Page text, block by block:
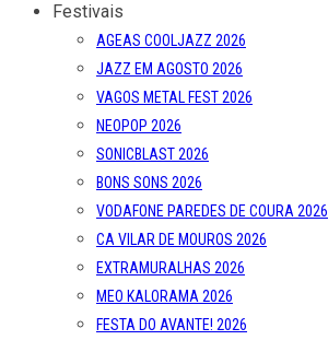
Festivais
AGEAS COOLJAZZ 2026
JAZZ EM AGOSTO 2026
VAGOS METAL FEST 2026
NEOPOP 2026
SONICBLAST 2026
BONS SONS 2026
VODAFONE PAREDES DE COURA 2026
CA VILAR DE MOUROS 2026
EXTRAMURALHAS 2026
MEO KALORAMA 2026
FESTA DO AVANTE! 2026